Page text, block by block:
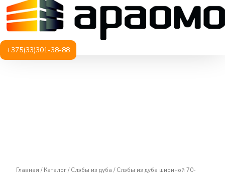
+375(33)301-38-88
Главная /Каталог/Слэбы из дуба /Слэбы из дуба шириной 70-